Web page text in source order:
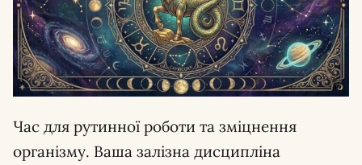
Час для рутинної роботи та зміцнення
організму. Ваша залізна дисципліна